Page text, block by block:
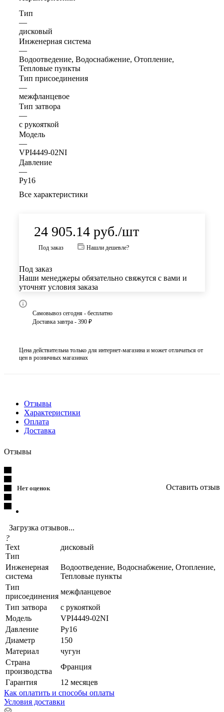
Тип
—
дисковый
Инженерная система
—
Водоотведение, Водоснабжение, Отопление,
Тепловые пункты
Тип присоединения
—
межфланцевое
Тип затвора
—
с рукояткой
Модель
—
VPI4449-02NI
Давление
—
Ру16
Все характеристики
24 905.14 руб./шт
Под заказ Нашли дешевле?
Под заказ
Наши менеджеры обязательно свяжутся с вами и
уточнят условия заказа
Самовывоз сегодня - бесплатно
Доставка завтра - 390 ₽
Цена действительна только для интернет-магазина и может отличаться от
цен в розничных магазинах
Отзывы
Характеристики
Оплата
Доставка
Отзывы
Нет оценок Оставить отзыв
Загрузка отзывов...
?
Text
Тип
дисковый
Инженерная
система
Водоотведение, Водоснабжение, Отопление,
Тепловые пункты
Тип
присоединения
межфланцевое
Тип затвора
с рукояткой
Модель
VPI4449-02NI
Давление
Ру16
Диаметр
150
Материал
чугун
Страна
производства
Франция
Гарантия
12 месяцев
Как оплатить и способы оплаты
Условия доставки